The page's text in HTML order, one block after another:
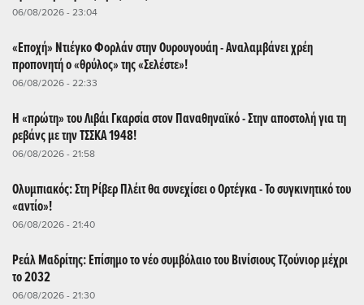
06/08/2026 - 23:04
«Εποχή» Ντιέγκο Φορλάν στην Ουρουγουάη - Αναλαμβάνει χρέη
προπονητή ο «θρύλος» της «Σελέστε»!
06/08/2026 - 22:33
Η «πρώτη» του Λιβάι Γκαρσία στον Παναθηναϊκό - Στην αποστολή για τη
ρεβάνς με την ΤΣΣΚΑ 1948!
06/08/2026 - 21:58
Ολυμπιακός: Στη Ρίβερ Πλέιτ θα συνεχίσει ο Ορτέγκα - Το συγκινητικό του
«αντίο»!
06/08/2026 - 21:40
Ρεάλ Μαδρίτης: Επίσημο το νέο συμβόλαιο του Βινίσιους Τζούνιορ μέχρι
το 2032
06/08/2026 - 21:30